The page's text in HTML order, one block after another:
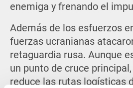
enemiga y frenando el
Además de los esfuerzos
fuerzas ucranianas
retaguardia rusa. Aunque
un punto de cruce
reduce las rutas logísticas